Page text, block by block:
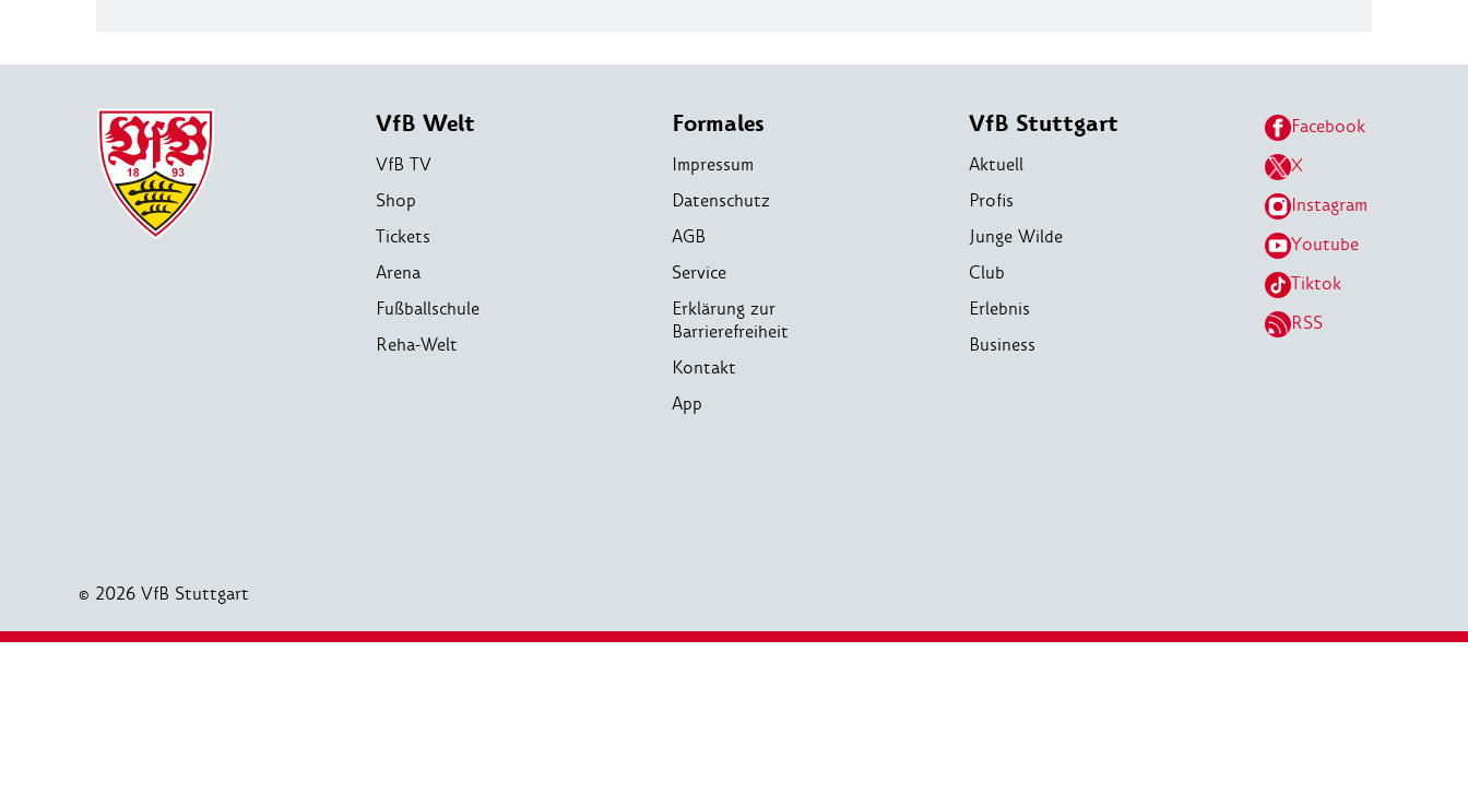
VfB Welt
VfB TV
Shop
Tickets
Arena
Fußballschule
Reha-Welt
Formales
Impressum
Datenschutz
AGB
Service
Erklärung zur
Barrierefreiheit
Kontakt
App
VfB Stuttgart
Aktuell
Profis
Junge Wilde
Club
Erlebnis
Business
Facebook
X
Instagram
Youtube
Tiktok
RSS
© 2026 VfB Stuttgart